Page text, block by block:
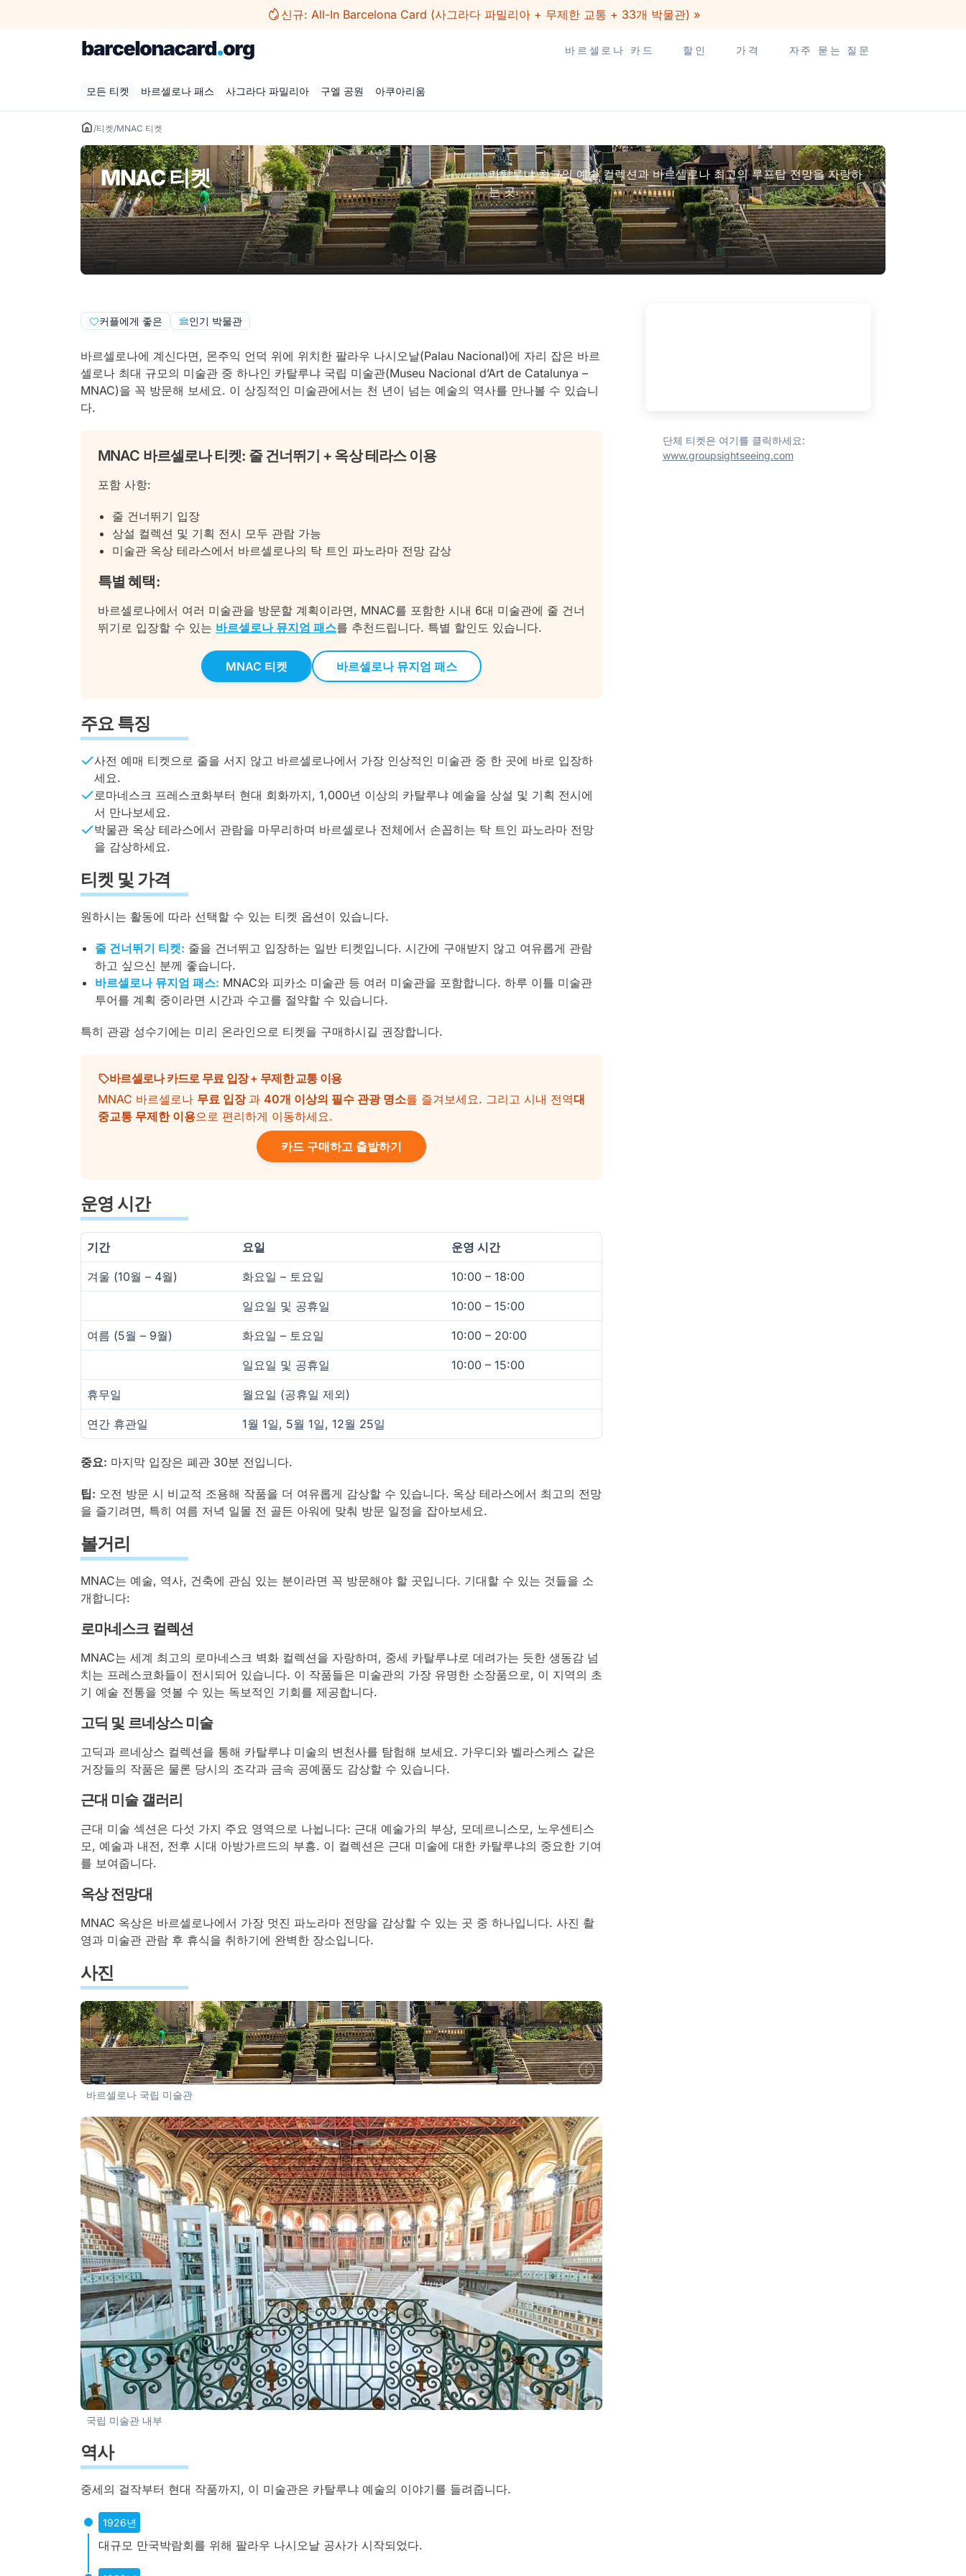
뛰
신규: All-In Barcelona Card (사그라다 파밀리아 + 무제한 교통 + 33개 박물관) »
바르셀로나 카드 할인 가격 자주 묻는 질문
모든 티켓 바르셀로나 패스 사그라다 파밀리아 구엘 공원 아쿠아리움
/티켓/MNAC 티켓
MNAC 티켓
카탈루냐 최고의 예술 컬렉션과 바르셀로나 최고의 루프탑 전망을 자랑하
는 곳.
커플에게 좋은 인기 박물관
바르셀로나에 계신다면, 몬주익 언덕 위에 위치한 팔라우 나시오날(Palau Nacional)에 자리 잡은 바르
셀로나 최대 규모의 미술관 중 하나인 카탈루냐 국립 미술관(Museu Nacional d’Art de Catalunya –
MNAC)을 꼭 방문해 보세요. 이 상징적인 미술관에서는 천 년이 넘는 예술의 역사를 만나볼 수 있습니
다.
MNAC 바르셀로나 티켓: 줄 건너뛰기 + 옥상 테라스 이용
포함 사항:
줄 건너뛰기 입장
상설 컬렉션 및 기획 전시 모두 관람 가능
미술관 옥상 테라스에서 바르셀로나의 탁 트인 파노라마 전망 감상
특별 혜택:
바르셀로나에서 여러 미술관을 방문할 계획이라면, MNAC를 포함한 시내 6대 미술관에 줄 건너
뛰기로 입장할 수 있는 바르셀로나 뮤지엄 패스를 추천드립니다. 특별 할인도 있습니다.
MNAC 티켓 바르셀로나 뮤지엄 패스
주요 특징
사전 예매 티켓으로 줄을 서지 않고 바르셀로나에서 가장 인상적인 미술관 중 한 곳에 바로 입장하
세요.
로마네스크 프레스코화부터 현대 회화까지, 1,000년 이상의 카탈루냐 예술을 상설 및 기획 전시에
서 만나보세요.
박물관 옥상 테라스에서 관람을 마무리하며 바르셀로나 전체에서 손꼽히는 탁 트인 파노라마 전망
을 감상하세요.
티켓 및 가격
원하시는 활동에 따라 선택할 수 있는 티켓 옵션이 있습니다.
줄 건너뛰기 티켓: 줄을 건너뛰고 입장하는 일반 티켓입니다. 시간에 구애받지 않고 여유롭게 관람
하고 싶으신 분께 좋습니다.
바르셀로나 뮤지엄 패스: MNAC와 피카소 미술관 등 여러 미술관을 포함합니다. 하루 이틀 미술관
투어를 계획 중이라면 시간과 수고를 절약할 수 있습니다.
특히 관광 성수기에는 미리 온라인으로 티켓을 구매하시길 권장합니다.
바르셀로나 카드로 무료 입장 + 무제한 교통 이용
MNAC 바르셀로나 무료 입장 과 40개 이상의 필수 관광 명소를 즐겨보세요. 그리고 시내 전역대
중교통 무제한 이용으로 편리하게 이동하세요.
카드 구매하고 출발하기
운영 시간
기간 요일 운영 시간
겨울 (10월 – 4월) 화요일 – 토요일 10:00 – 18:00
일요일 및 공휴일 10:00 – 15:00
여름 (5월 – 9월) 화요일 – 토요일 10:00 – 20:00
일요일 및 공휴일 10:00 – 15:00
휴무일 월요일 (공휴일 제외)
연간 휴관일 1월 1일, 5월 1일, 12월 25일
중요: 마지막 입장은 폐관 30분 전입니다.
팁: 오전 방문 시 비교적 조용해 작품을 더 여유롭게 감상할 수 있습니다. 옥상 테라스에서 최고의 전망
을 즐기려면, 특히 여름 저녁 일몰 전 골든 아워에 맞춰 방문 일정을 잡아보세요.
볼거리
MNAC는 예술, 역사, 건축에 관심 있는 분이라면 꼭 방문해야 할 곳입니다. 기대할 수 있는 것들을 소
개합니다:
로마네스크 컬렉션
MNAC는 세계 최고의 로마네스크 벽화 컬렉션을 자랑하며, 중세 카탈루냐로 데려가는 듯한 생동감 넘
치는 프레스코화들이 전시되어 있습니다. 이 작품들은 미술관의 가장 유명한 소장품으로, 이 지역의 초
기 예술 전통을 엿볼 수 있는 독보적인 기회를 제공합니다.
고딕 및 르네상스 미술
고딕과 르네상스 컬렉션을 통해 카탈루냐 미술의 변천사를 탐험해 보세요. 가우디와 벨라스케스 같은
거장들의 작품은 물론 당시의 조각과 금속 공예품도 감상할 수 있습니다.
근대 미술 갤러리
근대 미술 섹션은 다섯 가지 주요 영역으로 나뉩니다: 근대 예술가의 부상, 모데르니스모, 노우센티스
모, 예술과 내전, 전후 시대 아방가르드의 부흥. 이 컬렉션은 근대 미술에 대한 카탈루냐의 중요한 기여
를 보여줍니다.
옥상 전망대
MNAC 옥상은 바르셀로나에서 가장 멋진 파노라마 전망을 감상할 수 있는 곳 중 하나입니다. 사진 촬
영과 미술관 관람 후 휴식을 취하기에 완벽한 장소입니다.
사진
바르셀로나 국립 미술관
국립 미술관 내부
역사
중세의 걸작부터 현대 작품까지, 이 미술관은 카탈루냐 예술의 이야기를 들려줍니다.
1926년
대규모 만국박람회를 위해 팔라우 나시오날 공사가 시작되었다.
단체 티켓은 여기를 클릭하세요:
www.groupsightseeing.com